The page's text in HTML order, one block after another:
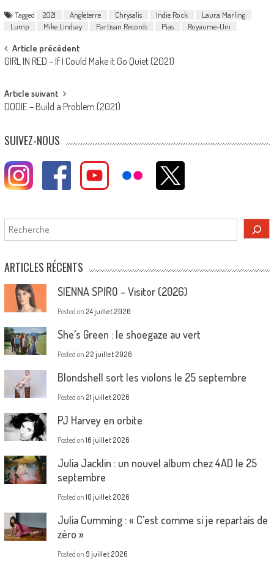
Tagged 2021 Angleterre Chrysalis Indie Rock
Laura Marling
Lump
Mike Lindsay Partisan Records Pias Royaume-Uni
Post
navigation
Article précédent
GIRL IN RED – If I Could Make it Go Quiet (2021)
Article suivant
DODIE – Build a Problem (2021)
SUIVEZ-NOUS
Rechercher
ARTICLES RÉCENTS
SIENNA SPIRO – Visitor (2026)
Posted on 24 juillet 2026
She’s Green : le shoegaze au vert
Posted on 22 juillet 2026
Blondshell sort les violons le 25 septembre
Posted on 21 juillet 2026
PJ Harvey en orbite
Posted on 16 juillet 2026
Julia Jacklin : un nouvel album chez 4AD le 25
septembre
Posted on 10 juillet 2026
Julia Cumming : « C’est comme si je repartais de
zéro »
Posted on 9 juillet 2026